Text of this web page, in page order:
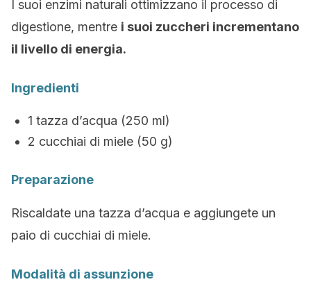
I suoi enzimi naturali ottimizzano il processo di
digestione, mentre i suoi zuccheri incrementano
il livello di energia.
Ingredienti
1 tazza d’acqua (250 ml)
2 cucchiai di miele (50 g)
Preparazione
Riscaldate una tazza d’acqua e aggiungete un
paio di cucchiai di miele.
Modalità di assunzione